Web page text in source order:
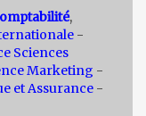
,
-
Sciences
Marketing -
et Assurance -